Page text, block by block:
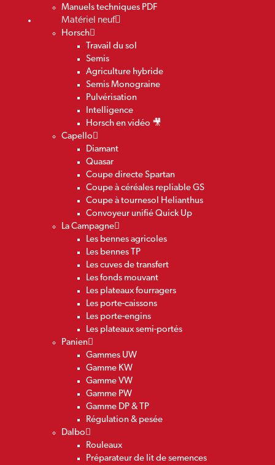
Manuels techniques PDF
Matériel neuf
Horsch
Travail du sol
Semis
Agriculture hybride
Semis Monograine
Pulvérisation
Intelligence
Horsch en vidéo 🎥
Capello
Diamant
Quasar
Coupe directe Spartan
Coupe à céréales repliable GS
Coupe à tournesol Helianthus
Convoyeur unifié Quick Up
La Campagne
Les bennes agricoles
Les bennes TP
Les cuves de transfert
Les fonds mouvant
Les plateaux fourragers
Les porte-caissons
Les porte-engins
Les plateaux semi-portés
Panien
Gammes UW
Gamme KW
Gamme VW
Gamme PW
Gamme DP & TP
Régulation & pesée
Dalbo
Rouleaux
Préparateur de lit de semences